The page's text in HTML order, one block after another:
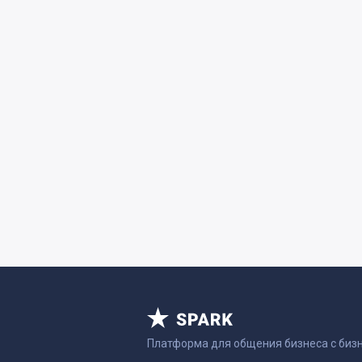
Платформа для общения бизнеса с